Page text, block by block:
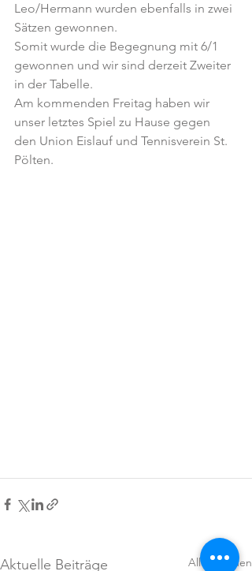
Leo/Hermann wurden ebenfalls in zwei
Sätzen gewonnen.
Somit wurde die Begegnung mit 6/1
gewonnen und wir sind derzeit Zweiter
in der Tabelle.
Am kommenden Freitag haben wir
unser letztes Spiel zu Hause gegen
den Union Eislauf und Tennisverein St.
Pölten.
Aktuelle Beiträge Alle ansehen